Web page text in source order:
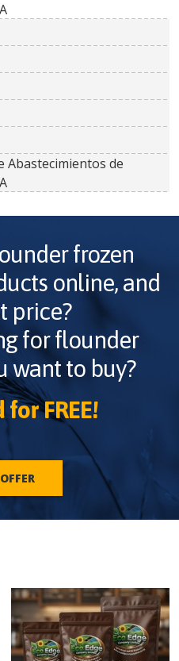
Abastecimientos de
frozen
online, and
price?
forflounder
want to buy?
for FREE!